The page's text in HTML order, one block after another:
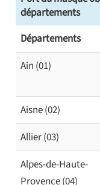
départements
Départements
Ain (01)
Aisne (02)
Allier (03)
Alpes-de-Haute-
Provence (04)